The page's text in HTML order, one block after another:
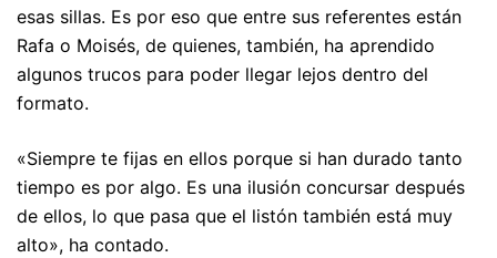
esas sillas. Es por eso que entre sus referentes están
Rafa o Moisés, de quienes, también, ha aprendido
algunos trucos para poder llegar lejos dentro del
formato.
«Siempre te fijas en ellos porque si han durado tanto
tiempo es por algo. Es una ilusión concursar después
de ellos, lo que pasa que el listón también está muy
alto», ha contado.